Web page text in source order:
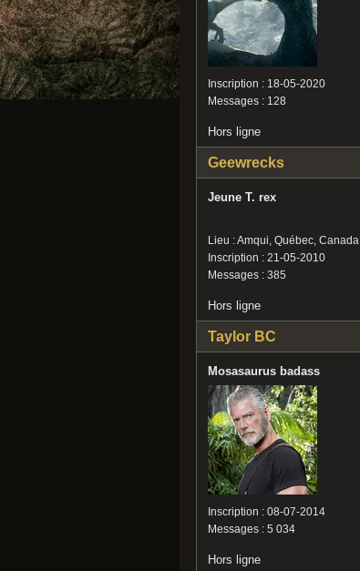
Inscription : 18-05-2020
Messages : 128
Hors ligne
Geewrecks
Jeune T. rex
Lieu : Amqui, Québec, Canada
Inscription : 21-05-2010
Messages : 385
Hors ligne
Taylor BC
Mosasaurus badass
Inscription : 08-07-2014
Messages : 5 034
Hors ligne